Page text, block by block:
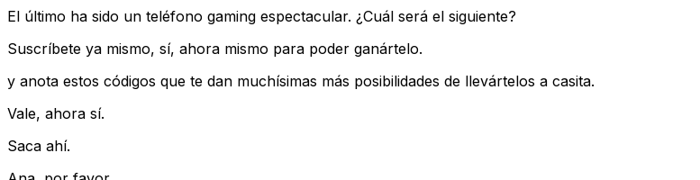
El último ha sido un teléfono gaming espectacular. ¿Cuál será el siguiente?
Suscríbete ya mismo, sí, ahora mismo para poder ganártelo.
y anota estos códigos que te dan muchísimas más posibilidades de llevártelos a casita.
Vale, ahora sí.
Saca ahí.